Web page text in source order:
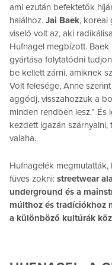
ami ezután befektetők
halálhoz. Jai Baek, koreai
viselő volt az, aki
Hufnagel megbízott.
gyártása folytatódni
be kellett zárni, amiknek
Volt felesége, Anne
aggódj, visszahozzuk a
minden rendben lesz.” És
kezdett igazán
valaha.
Hufnagelék
füves zokni: streetwear
underground és a
múlthoz és tradíciókhoz
a különböző kultúrák